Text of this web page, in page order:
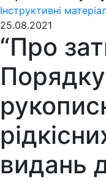
Інструктивні
25.08.2021
“Про
видань